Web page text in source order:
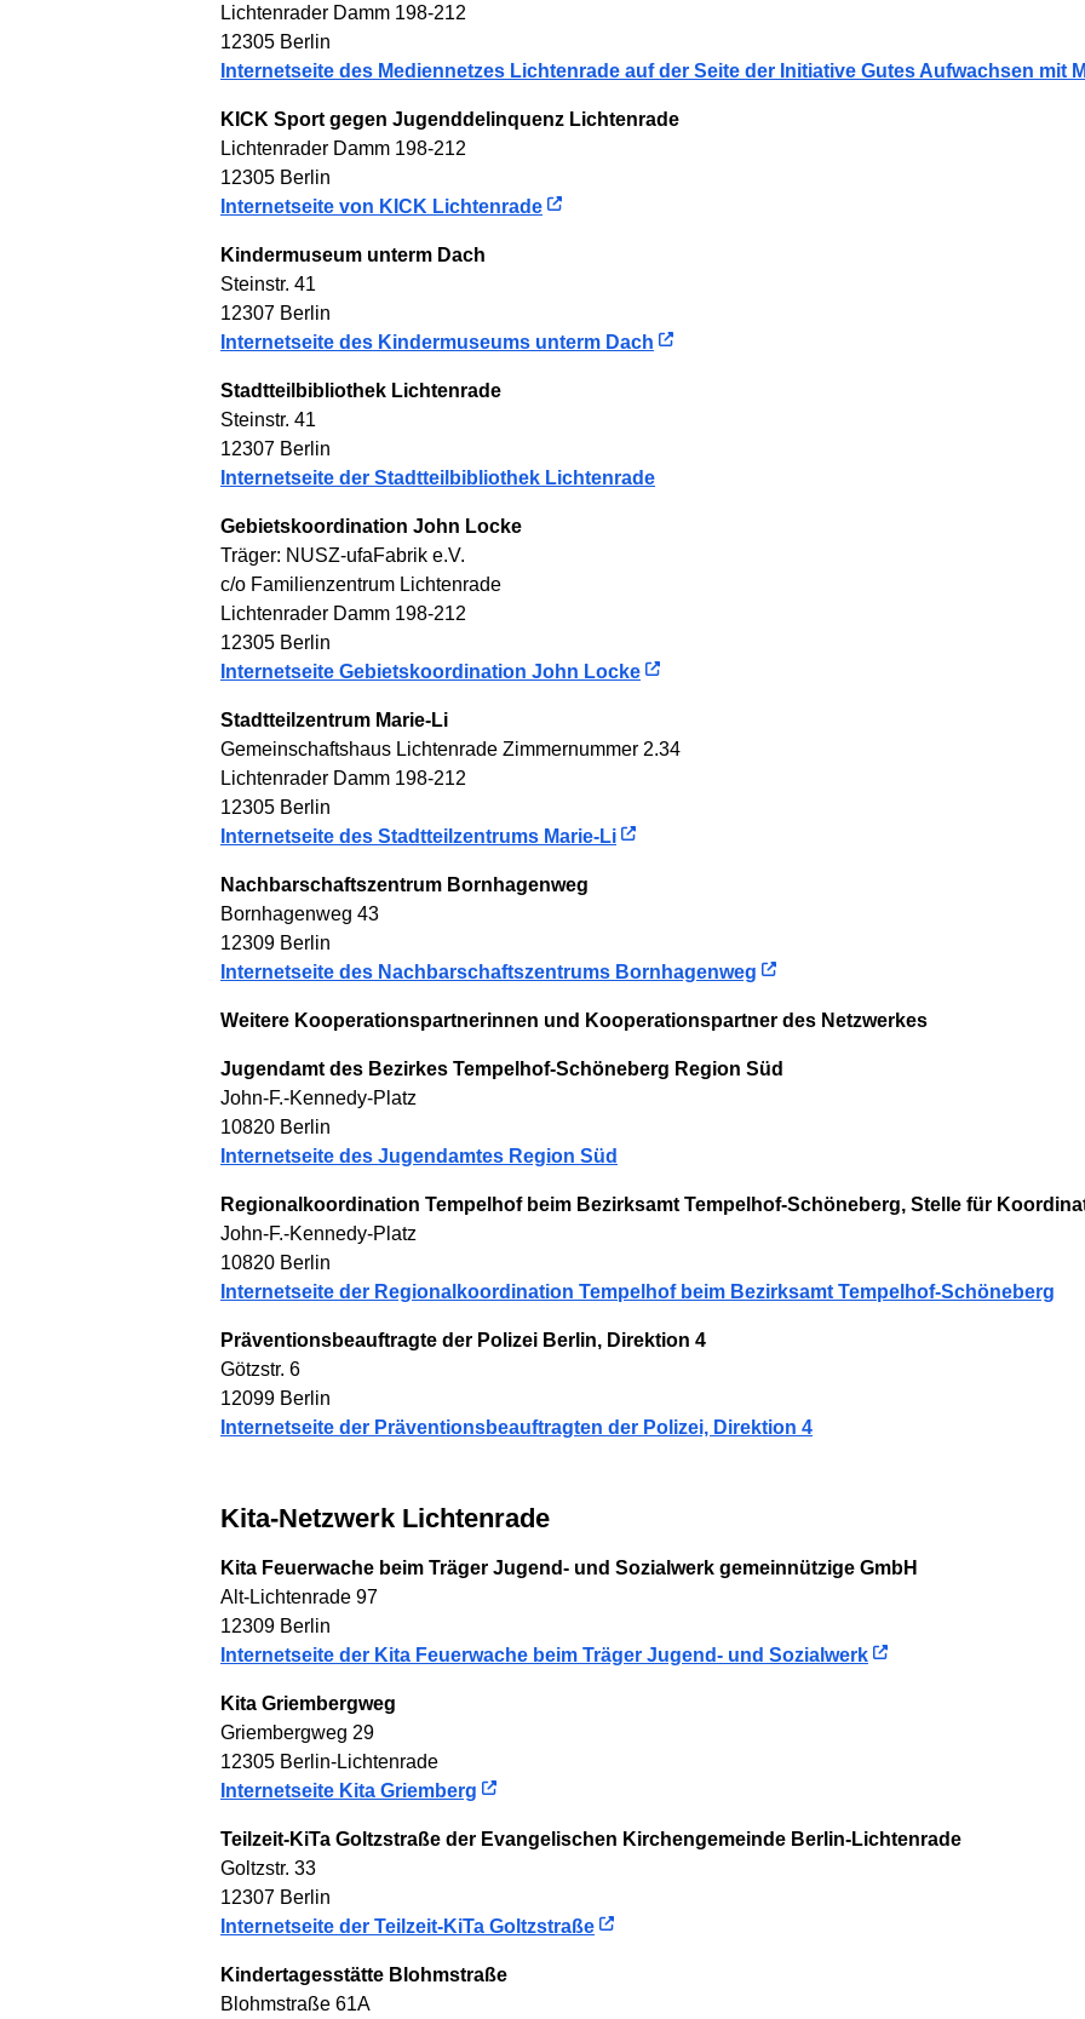
Lichtenrader Damm 198-212
12305 Berlin
Internetseite des Mediennetzes Lichtenrade auf der Seite der Initiative Gutes Aufwachsen mit
KICK Sport gegen Jugenddelinquenz Lichtenrade
Lichtenrader Damm 198-212
12305 Berlin
Internetseite von KICK Lichtenrade
Kindermuseum unterm Dach
Steinstr. 41
12307 Berlin
Internetseite des Kindermuseums unterm Dach
Stadtteilbibliothek Lichtenrade
Steinstr. 41
12307 Berlin
Internetseite der Stadtteilbibliothek Lichtenrade
Gebietskoordination John Locke
Träger: NUSZ-ufaFabrik e.V.
c/o Familienzentrum Lichtenrade
Lichtenrader Damm 198-212
12305 Berlin
Internetseite Gebietskoordination John Locke
Stadtteilzentrum Marie-Li
Gemeinschaftshaus Lichtenrade Zimmernummer 2.34
Lichtenrader Damm 198-212
12305 Berlin
Internetseite des Stadtteilzentrums Marie-Li
Nachbarschaftszentrum Bornhagenweg
Bornhagenweg 43
12309 Berlin
Internetseite des Nachbarschaftszentrums Bornhagenweg
Weitere Kooperationspartnerinnen und Kooperationspartner des Netzwerkes
Jugendamt des Bezirkes Tempelhof-Schöneberg Region Süd
John-F.-Kennedy-Platz
10820 Berlin
Internetseite des Jugendamtes Region Süd
Regionalkoordination Tempelhof beim Bezirksamt Tempelhof-Schöneberg, Stelle für
John-F.-Kennedy-Platz
10820 Berlin
Internetseite der Regionalkoordination Tempelhof beim Bezirksamt Tempelhof-Schöneberg
Präventionsbeauftragte der Polizei Berlin, Direktion 4
Götzstr. 6
12099 Berlin
Internetseite der Präventionsbeauftragten der Polizei, Direktion 4
Kita-Netzwerk Lichtenrade
Kita Feuerwache beim Träger Jugend- und Sozialwerk gemeinnützige GmbH
Alt-Lichtenrade 97
12309 Berlin
Internetseite der Kita Feuerwache beim Träger Jugend- und Sozialwerk
Kita Griembergweg
Griembergweg 29
12305 Berlin-Lichtenrade
Internetseite Kita Griemberg
Teilzeit-KiTa Goltzstraße der Evangelischen Kirchengemeinde Berlin-Lichtenrade
Goltzstr. 33
12307 Berlin
Internetseite der Teilzeit-KiTa Goltzstraße
Kindertagesstätte Blohmstraße
Blohmstraße 61A